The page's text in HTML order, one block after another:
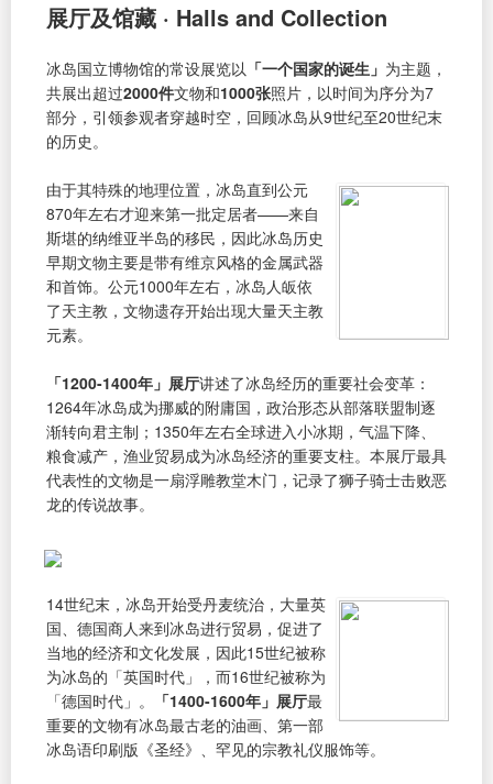
展厅及馆藏 · Halls and Collection
冰岛国立博物馆的常设展览以 「一个国家的诞生」 为主题，
共展出超过2000件文物和1000张照片，以时间为序分为7
部分，引领参观者穿越时空，回顾冰岛从9世纪至20世纪末
的历史。
由于其特殊的地理位置，冰岛直到公元
870年左右才迎来第一批定居者——来自
斯堪的纳维亚半岛的移民，因此冰岛历史
早期文物主要是带有维京风格的金属武器
和首饰。公元1000年左右，冰岛人皈依
了天主教，文物遗存开始出现大量天主教
元素。
「1200-1400年」展厅讲述了冰岛经历的重要社会变革：
1264年冰岛成为挪威的附庸国，政治形态从部落联盟制逐
渐转向君主制；1350年左右全球进入小冰期，气温下降、
粮食减产，渔业贸易成为冰岛经济的重要支柱。本展厅最具
代表性的文物是一扇浮雕教堂木门，记录了狮子骑士击败恶
龙的传说故事。
14世纪末，冰岛开始受丹麦统治，大量英
国、德国商人来到冰岛进行贸易，促进了
当地的经济和文化发展，因此15世纪被称
为冰岛的「英国时代」，而16世纪被称为
「德国时代」。
「1400-1600年」展厅最
重要的文物有冰岛最古老的油画、第一部
冰岛语印刷版《圣经》、罕见的宗教礼仪服饰等。